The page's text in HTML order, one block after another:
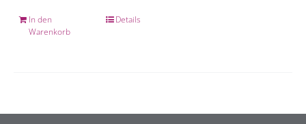
In den
Warenkorb
Details